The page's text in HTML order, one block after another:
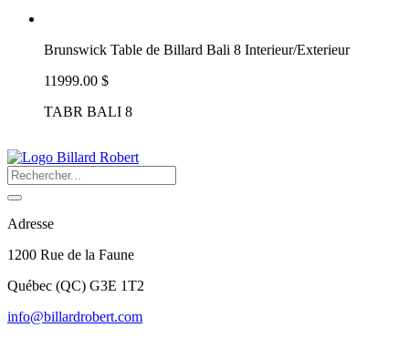
Brunswick Table de Billard Bali 8 Interieur/Exterieur
11999.00 $
TABR BALI 8
Adresse
1200 Rue de la Faune
Québec (QC) G3E 1T2
info@billardrobert.com